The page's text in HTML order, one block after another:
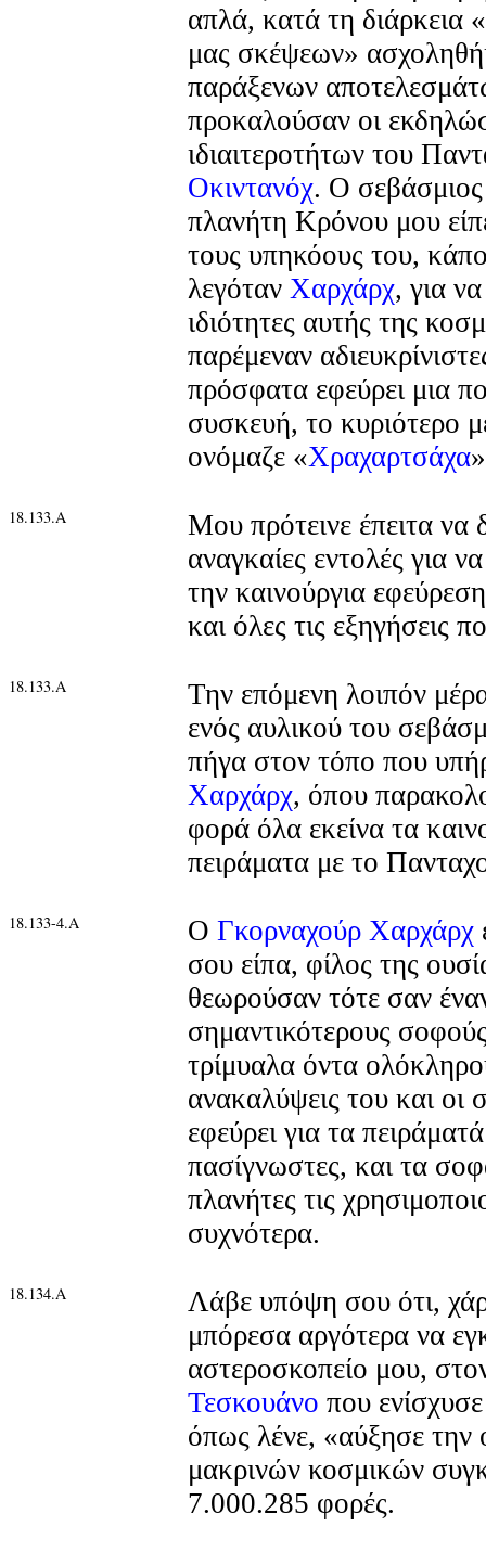
απλά, κατά τη διάρκεια «
μας σκέψεων»
παράξενων
προκαλούσαν οι
ιδιαιτεροτήτων του
Οκιντανόχ. Ο
πλανήτη Κρόνου μου
τους υπηκόους του,
λεγόταν Χαρχάρχ, για
ιδιότητες αυτής της
παρέμεναν
πρόσφατα εφεύρει μια
συσκευή, το κυριότερο
ονόμαζε «Χραχαρτσάχα
18.133.Α
Μου πρότεινε έπειτα να
αναγκαίες εντολές για
την καινούργια
και όλες τις εξηγήσεις
18.133.Α
Την επόμενη λοιπόν
ενός αυλικού του
πήγα στον τόπο που
Χαρχάρχ, όπου
φορά όλα εκείνα τα
πειράματα με το
18.133-4.Α Ο Γκορναχούρ Χαρχάρχ
σου είπα, φίλος της
θεωρούσαν τότε σαν
σημαντικότερους
τρίμυαλα όντα
ανακαλύψεις του και οι
εφεύρει για τα
πασίγνωστες, και τα
πλανήτες τις
συχνότερα.
18.134.Α
Λάβε υπόψη σου ότι,
μπόρεσα αργότερα να
αστεροσκοπείο μου,
Τεσκουάνο που
όπως λένε, «αύξησε την
μακρινών κοσμικών
7.000.285 φορές.